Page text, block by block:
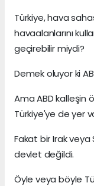
Türkiye, hava
havaalanlarını
geçirebilir miydi?
Demek oluyor ki
Ama ABD kalleşin
Türkiye'ye de yer
Fakat bir Irak
devlet değildi.
Öyle veya böyle